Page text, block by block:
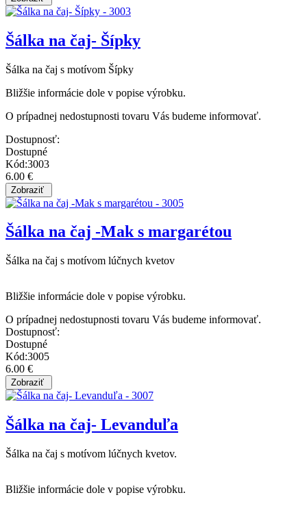
Šálka na čaj- Šípky
Šálka na čaj s motívom Šípky
Bližšie informácie dole v popise výrobku.
O prípadnej nedostupnosti tovaru Vás budeme informovať.
Dostupnosť:
Dostupné
Kód:3003
6.00 €
Šálka na čaj -Mak s margarétou
Šálka na čaj s motívom lúčnych kvetov
Bližšie informácie dole v popise výrobku.
O prípadnej nedostupnosti tovaru Vás budeme informovať.
Dostupnosť:
Dostupné
Kód:3005
6.00 €
Šálka na čaj- Levanduľa
Šálka na čaj s motívom lúčnych kvetov.
Bližšie informácie dole v popise výrobku.